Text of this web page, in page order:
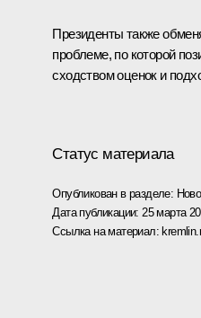
Президенты также
проблеме, по которой
сходством оценок и
Статус материала
Опубликован в разделе:
Дата публикации: 25 марта
Ссылка на материал: